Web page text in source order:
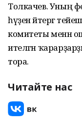
Толкачев. Уның
һүҙен әйтергә
комитеты менән
ителгән
тора.
Читайте нас